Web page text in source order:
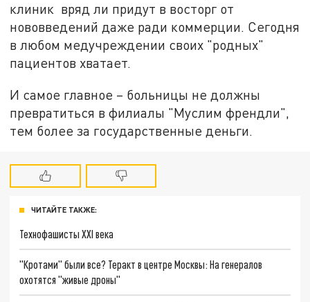
клиник вряд ли придут в восторг от
нововведений даже ради коммерции. Сегодня
в любом медучреждении своих "родных"
пациентов хватает.
И самое главное – больницы не должны
превратиться в филиалы "Муслим френдли",
тем более за государственные деньги.
ЧИТАЙТЕ ТАКЖЕ:
Технофашисты XXI века
"Кротами" были все? Теракт в центре Москвы: На генералов
охотятся "живые дроны"